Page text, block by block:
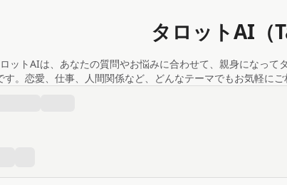
タロットAI（
ットAIは、あなたの質問やお悩みに合わせて、親身になって
す。恋愛、仕事、人間関係など、どんなテーマでもお気軽に